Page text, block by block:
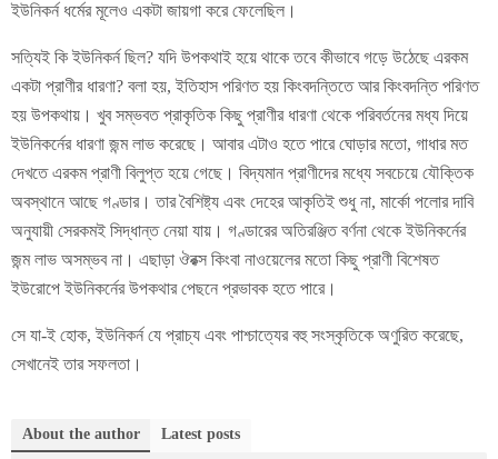
ইউনিকর্ন ধর্মের মূলেও একটা জায়গা করে ফেলেছিল।
সত্যিই কি ইউনিকর্ন ছিল? যদি উপকথাই হয়ে থাকে তবে কীভাবে গড়ে উঠেছে এরকম
একটা প্রাণীর ধারণা? বলা হয়, ইতিহাস পরিণত হয় কিংবদন্তিতে আর কিংবদন্তি পরিণত
হয় উপকথায়। খুব সম্ভবত প্রাকৃতিক কিছু প্রাণীর ধারণা থেকে পরিবর্তনের মধ্য দিয়ে
ইউনিকর্নের ধারণা জন্ম লাভ করেছে। আবার এটাও হতে পারে ঘোড়ার মতো, গাধার মত
দেখতে এরকম প্রাণী বিলুপ্ত হয়ে গেছে। বিদ্যমান প্রাণীদের মধ্যে সবচেয়ে যৌক্তিক
অবস্থানে আছে গণ্ডার। তার বৈশিষ্ট্য এবং দেহের আকৃতিই শুধু না, মার্কো পলোর দাবি
অনুযায়ী সেরকমই সিদ্ধান্ত নেয়া যায়। গণ্ডারের অতিরঞ্জিত বর্ণনা থেকে ইউনিকর্নের
জন্ম লাভ অসম্ভব না। এছাড়া ঔরক্স কিংবা নাওয়েলের মতো কিছু প্রাণী বিশেষত
ইউরোপে ইউনিকর্নের উপকথার পেছনে প্রভাবক হতে পারে।
সে যা-ই হোক, ইউনিকর্ন যে প্রাচ্য এবং পাশ্চাত্যের বহু সংস্কৃতিকে অণুরিত করেছে,
সেখানেই তার সফলতা।
About the author Latest posts